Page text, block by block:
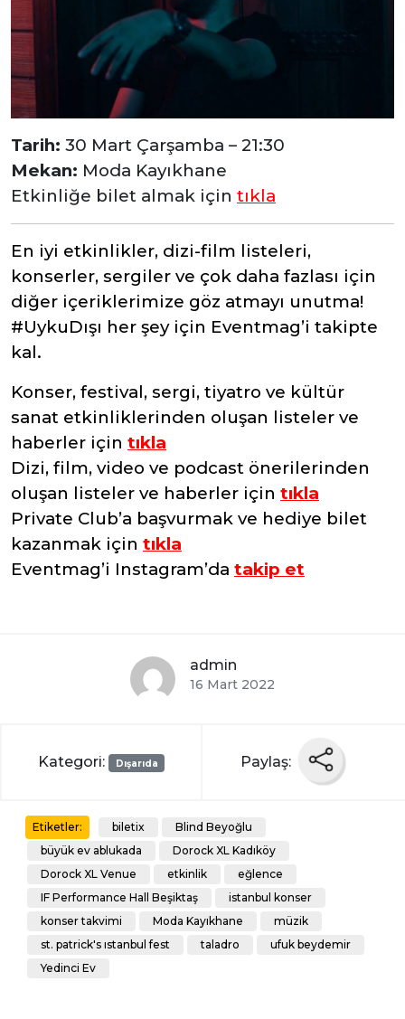
Tarih: 30 Mart Çarşamba – 21:30
Mekan: Moda Kayıkhane
Etkinliğe bilet almak için tıkla
En iyi etkinlikler, dizi-film listeleri,
konserler, sergiler ve çok daha fazlası için
diğer içeriklerimize göz atmayı unutma!
#UykuDışı her şey için Eventmag’i takipte
kal.
Konser, festival, sergi, tiyatro ve kültür
sanat etkinliklerinden oluşan listeler ve
haberler için tıkla
Dizi, film, video ve podcast önerilerinden
oluşan listeler ve haberler için tıkla
Private Club’a başvurmak ve hediye bilet
kazanmak için tıkla
Eventmag’i Instagram’da takip et
admin
16 Mart 2022
Kategori: Dışarıda Paylaş:
Etiketler: biletix
Blind Beyoğlu
büyük ev ablukada
Dorock XL Kadıköy
Dorock XL Venue
etkinlik
eğlence
IF Performance Hall Beşiktaş
istanbul konser
konser takvimi
Moda Kayıkhane
müzik
st. patrick's ıstanbul fest
taladro
ufuk beydemir
Yedinci Ev